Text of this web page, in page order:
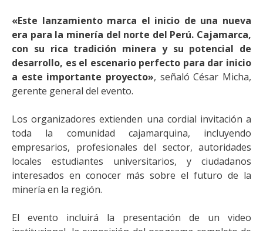
«Este lanzamiento marca el inicio de una nueva
era para la minería del norte del Perú. Cajamarca,
con su rica tradición minera y su potencial de
desarrollo, es el escenario perfecto para dar inicio
a este importante proyecto», señaló César Micha,
gerente general del evento.
Los organizadores extienden una cordial invitación a
toda la comunidad cajamarquina, incluyendo
empresarios, profesionales del sector, autoridades
locales estudiantes universitarios, y ciudadanos
interesados en conocer más sobre el futuro de la
minería en la región.
El evento incluirá la presentación de un video